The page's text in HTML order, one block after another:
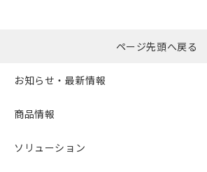
ページ先頭へ戻る
お知らせ・最新情報
商品情報
ソリューション